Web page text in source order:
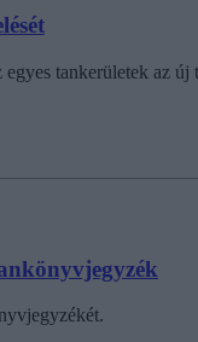
tankerületek az